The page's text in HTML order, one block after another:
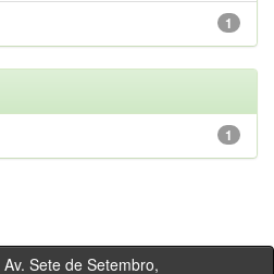
1
1
de Setembro,